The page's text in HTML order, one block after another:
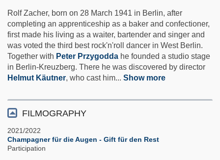
Rolf Zacher, born on 28 March 1941 in Berlin, after
completing an apprenticeship as a baker and confectioner,
first made his living as a waiter, bartender and singer and
was voted the third best rock'n'roll dancer in West Berlin.
Together with Peter Przygodda he founded a studio stage
in Berlin-Kreuzberg. There he was discovered by director
Helmut Käutner, who cast him... Show more
FILMOGRAPHY
2021/2022
Champagner für die Augen - Gift für den Rest
Participation